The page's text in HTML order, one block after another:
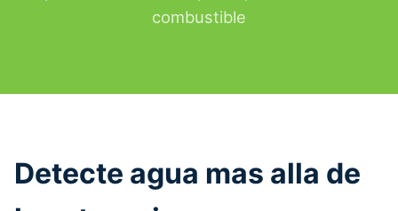
combustible
Detecte agua mas alla de